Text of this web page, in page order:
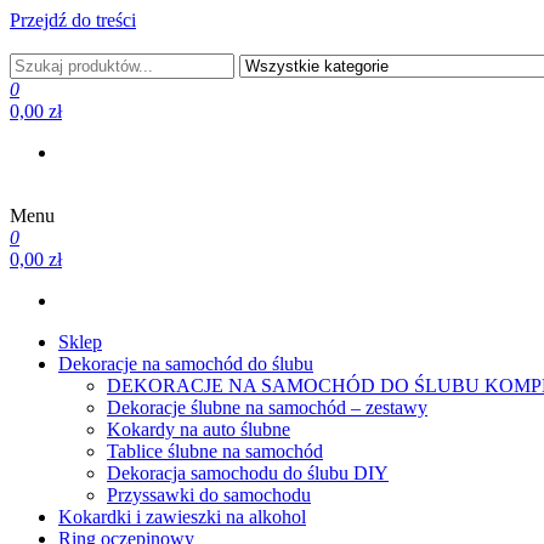
Przejdź do treści
PRODUCENT DEKORACJI ŚLUBNYCH I NIE TYLKO
0
0,00 zł
PRODUCENT DEKORACJI ŚLUBNYCH I NIE TYLKO
Menu
0
0,00 zł
Sklep
Dekoracje na samochód do ślubu
DEKORACJE NA SAMOCHÓD DO ŚLUBU
Dekoracje ślubne na samochód – zestawy
Kokardy na auto ślubne
Tablice ślubne na samochód
Dekoracja samochodu do ślubu DIY
Przyssawki do samochodu
Kokardki i zawieszki na alkohol
Ring oczepinowy